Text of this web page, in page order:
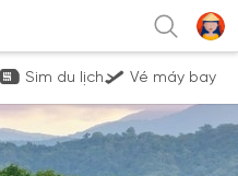
Sim du lịch Vé máy bay